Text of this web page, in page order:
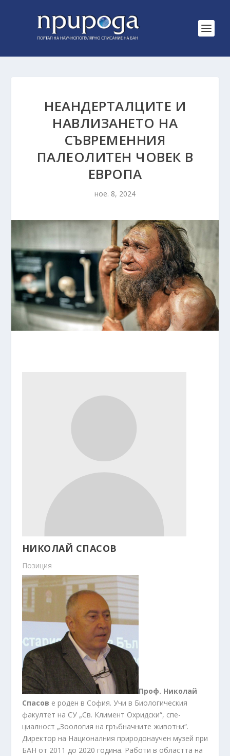
НЕАНДЕРТАЛЦИТЕ И
НАВЛИЗАНЕТО НА
СЪВРЕМЕННИЯ
ПАЛЕОЛИТЕН ЧОВЕК В
ЕВРОПА
ное. 8, 2024
НИКОЛАЙ СПАСОВ
Позиция
Проф. Николай
Спасов е роден в София. Учи в Биологическия
факултет на СУ „Св. Климент Охридски“, спе­
циалност „Зоология на гръбначните животни“.
Директор на Национал­ния природонаучен музей при
БАН от 2011 до 2020 година. Работи в областта на